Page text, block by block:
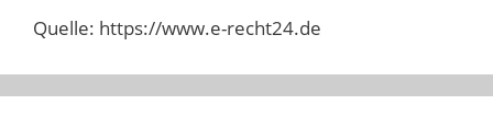
Quelle: https://www.e-recht24.de